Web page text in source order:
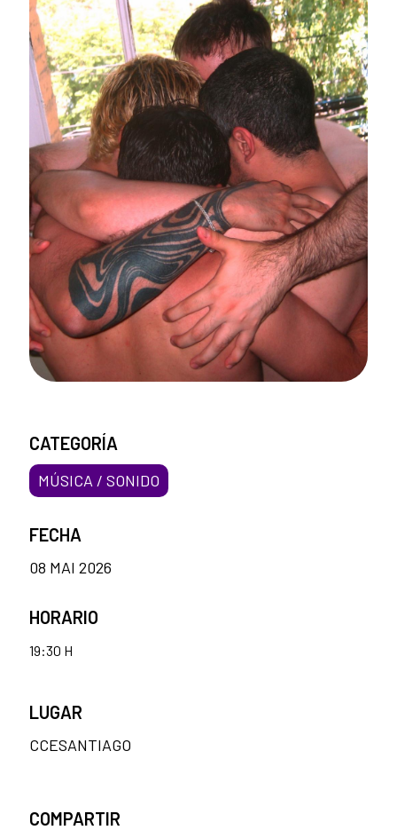
CATEGORÍA
MÚSICA / SONIDO
FECHA
08 MAI 2026
HORARIO
19:30 H
LUGAR
CCESANTIAGO
COMPARTIR